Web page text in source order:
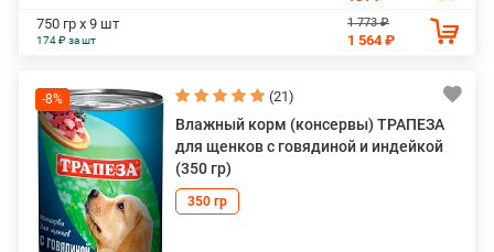
750 гр х 9 шт
174 ₽ за шт
1 773 ₽
1 564 ₽
-8% (21)
Влажный корм (консервы) ТРАПЕЗА
для щенков с говядиной и индейкой
(350 гр)
350 гр